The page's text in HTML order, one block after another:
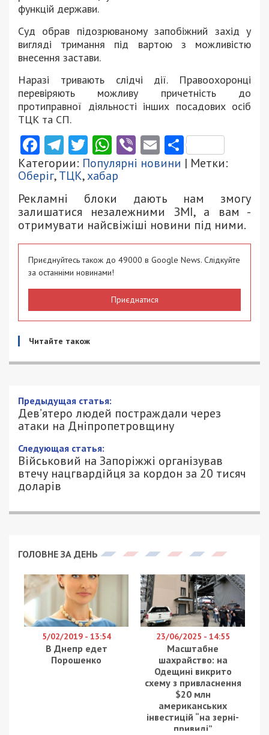
функцій держави.
Суд обрав підозрюваному запобіжний захід у
вигляді тримання під вартою з можливістю
внесення застави.
Наразі тривають слідчі дії. Правоохоронці
перевіряють можливу причетність до
протиправної діяльності інших посадових осіб
ТЦК та СП.
Facebook
Telegram
Twitter
WhatsApp
ViberEmail
Категории: Популярні новини | Метки:
Оберіг,ТЦК,хабар
Рекламні блоки дають нам змогу
залишатися незалежними ЗМІ, а вам -
отримувати найсвіжіші новини під ними.
Приєднуйтесь також до 49000 в Google News. Слідкуйте
за останніми новинами!
Приєднатися
Читайте також
Предыдущая статья:
Дев’ятеро людей постраждали через
атаки на Дніпропетровщину
Следующая статья:
Військовий на Запоріжжі організував
втечу нацгвардійця за кордон за 20 тисяч
доларів
ГОЛОВНЕ ЗА ДЕНЬ
5/02/2019 - 13:54
В Днепр едет
Порошенко
23/06/2025 - 14:55
Масштабне
шахрайство: на
Одещині викрито
схему з привласнення
$20 млн
американських
інвестицій “на зерні-
привиді”